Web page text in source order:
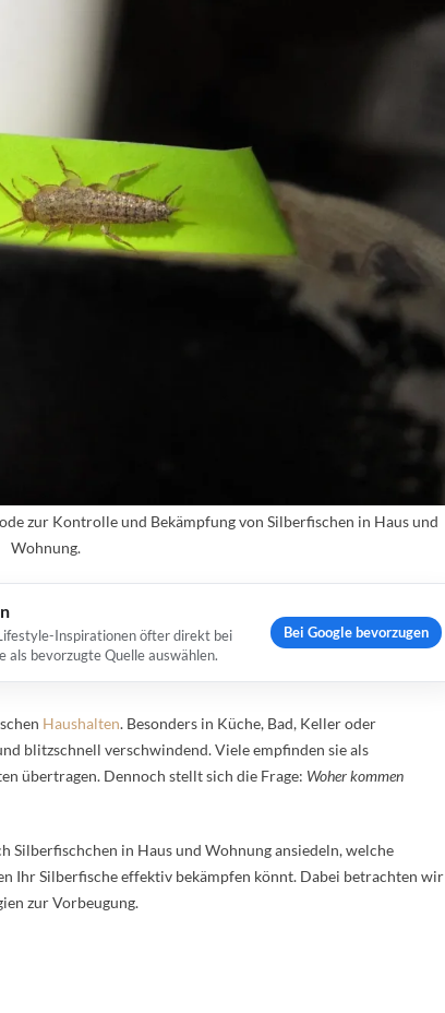
zur Kontrolle und Bekämpfung von Silberfischen in Haus und
Wohnung.
Inspirationen öfter direkt bei
als bevorzugte Quelle auswählen.
Bei Google bevorzugen
Haushalten. Besonders in Küche, Bad, Keller oder
blitzschnell verschwindend. Viele empfinden sie als
übertragen. Dennoch stellt sich die Frage: Woher kommen
Silberfischchen in Haus und Wohnung ansiedeln, welche
Ihr Silberfische effektiv bekämpfen könnt. Dabei betrachten wir
zur Vorbeugung.